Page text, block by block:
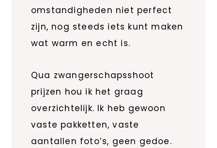
omstandigheden niet perfect
zijn, nog steeds iets kunt maken
wat warm en echt is.
Qua zwangerschapsshoot
prijzen hou ik het graag
overzichtelijk. Ik heb gewoon
vaste pakketten, vaste
aantallen foto’s, geen gedoe.